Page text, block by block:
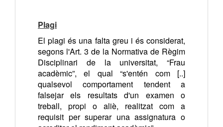
Plagi
El plagi és una falta greu i és considerat,
segons l'Art. 3 de la Normativa de Règim
Disciplinari de la universitat, “Frau
acadèmic”, el qual “s'entén com [..]
qualsevol comportament tendent a
falsejar els resultats d'un examen o
treball, propi o aliè, realitzat com a
requisit per superar una assignatura o